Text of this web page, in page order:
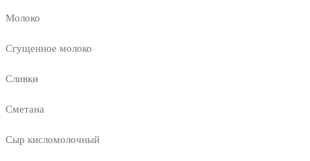
Молоко
Сгущенное молоко
Сливки
Сметана
Сыр кисломолочный